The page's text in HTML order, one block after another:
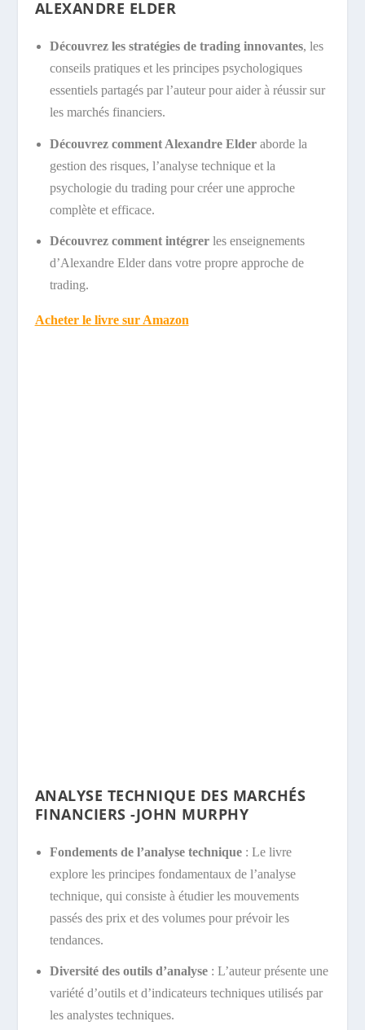
ALEXANDRE ELDER
Découvrez les stratégies de trading innovantes, les
conseils pratiques et les principes psychologiques
essentiels partagés par l’auteur pour aider à réussir sur
les marchés financiers.
Découvrez comment Alexandre Elderaborde la
gestion des risques, l’analyse technique et la
psychologie du trading pour créer une approche
complète et efficace.
Découvrez comment intégrerles enseignements
d’Alexandre Elder dans votre propre approche de
trading.
Acheter le livre sur Amazon
ANALYSE TECHNIQUE DES MARCHÉS
FINANCIERS -JOHN MURPHY
Fondements de l’analyse technique: Le livre
explore les principes fondamentaux de l’analyse
technique, qui consiste à étudier les mouvements
passés des prix et des volumes pour prévoir les
tendances.
Diversité des outils d’analyse: L’auteur présente une
variété d’outils et d’indicateurs techniques utilisés par
les analystes techniques.